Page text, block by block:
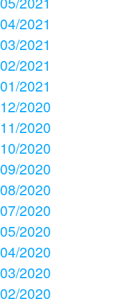
04/2021
03/2021
02/2021
01/2021
12/2020
11/2020
10/2020
09/2020
08/2020
07/2020
05/2020
04/2020
03/2020
02/2020